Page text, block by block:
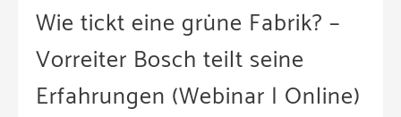
Wie tickt eine grüne Fabrik? –
Vorreiter Bosch teilt seine
Erfahrungen (Webinar | Online)